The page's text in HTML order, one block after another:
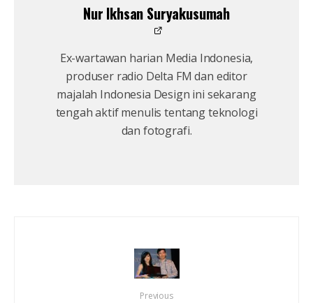
Nur Ikhsan Suryakusumah
Ex-wartawan harian Media Indonesia,
produser radio Delta FM dan editor
majalah Indonesia Design ini sekarang
tengah aktif menulis tentang teknologi
dan fotografi.
Previous